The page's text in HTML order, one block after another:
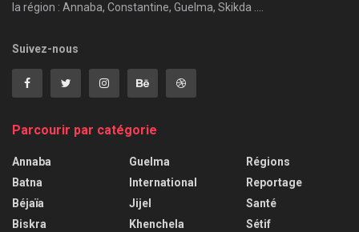
la région : Annaba, Constantine, Guelma, Skikda ....
Suivez-nous
Parcourir par catégorie
Annaba
Batna
Béjaïa
Biskra
Guelma
International
Jijel
Khenchela
Régions
Reportage
Santé
Sétif